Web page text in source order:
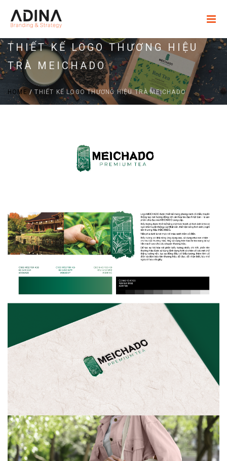
THIẾT KẾ LOGO THƯƠNG HIỆU
TRÀ MEICHADO
HOME/THIẾT KẾ LOGO THƯƠNG HIỆU TRÀ MEICHADO